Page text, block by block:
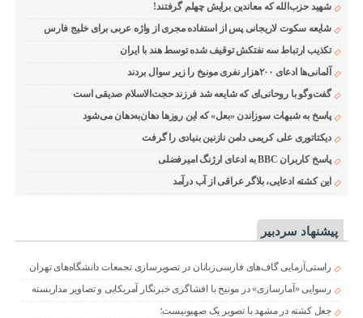
شهید حزب‌الله که معاندین برایش چهلم گرفتند!
شایعه سکوت لاریجانی پس از استفاده مجری از واژه عربی برای خلیج فارس
تکذیب ارتباط سه نفتکش توقیف شده توسط هند با ایران
آلمانی‌ها ادعای ۲۰۰هزار نفری مونیخ را زیر سوال بردند
گفت‌وگو با روحانی‌ای که شایعه شد فرزند حجت‌الاسلام صدیقی است
پاسخ به شبهات سوزاندن «بعل» که این روزها دهان‌به‌دهان می‌شود
دیکتاتوری علی کریمی دامن نازنین بنیادی را گرفت
پاسخ کاربران BBC به ادعای ارژنگ امیرفضلی
این کشته ادعایی، بلاگر عراقی از آب درآمد
پیشنهاد سردبیر
راستی‌آزمایی گاف‌های فارسی‌زبانان در تصویرسازی تجمعات دانشگاه‌های تهران
رسوایی «آمارسازی» در مونیخ با افشاگری خبرنگار آمریکایی و تصاویر مداربسته
جعل کشته در مشهد با تصویر یک صهیونیست؛